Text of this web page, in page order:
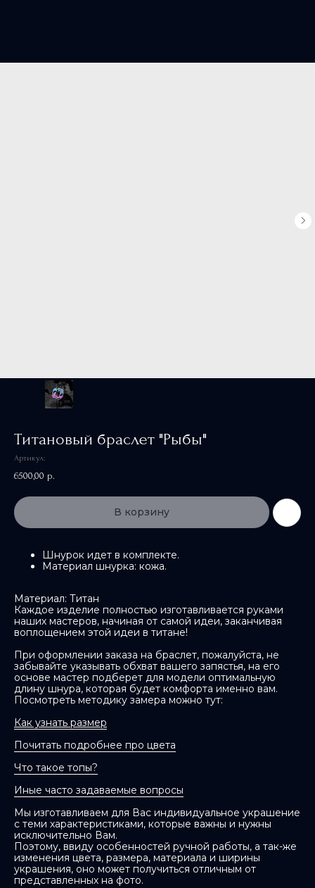
Титановый браслет "Рыбы"
Артикул:
6500,00 р.
В корзину
Шнурок идет в комплекте.
Материал шнурка: кожа.
Материал: Титан
Каждое изделие полностью изготавливается руками
наших мастеров, начиная от самой идеи, заканчивая
воплощением этой идеи в титане!
При оформлении заказа на браслет, пожалуйста, не
забывайте указывать обхват вашего запястья, на его
основе мастер подберет для модели оптимальную
длину шнура, которая будет комфорта именно вам.
Посмотреть методику замера можно тут:
Как узнать размер
Почитать подробнее про цвета
Что такое топы?
Иные часто задаваемые вопросы
Мы изготавливаем для Вас индивидуальное украшение
с теми характеристиками, которые важны и нужны
исключительно Вам.
Поэтому, ввиду особенностей ручной работы, а так-же
изменения цвета, размера, материала и ширины
украшения, оно может получиться отличным от
представленных на фото.